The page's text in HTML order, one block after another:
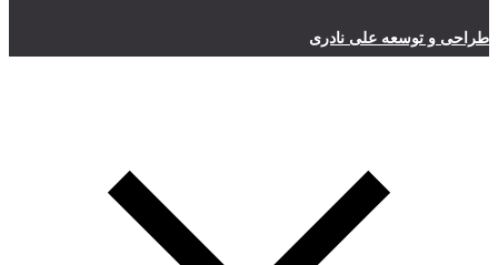
طراحی و توسعه علی نادری